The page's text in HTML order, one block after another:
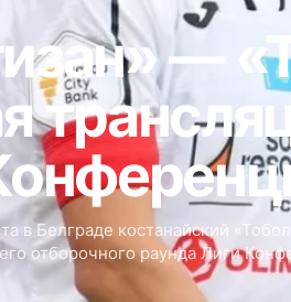
—
в Белграде костанайский
отборочного раунда Лиги